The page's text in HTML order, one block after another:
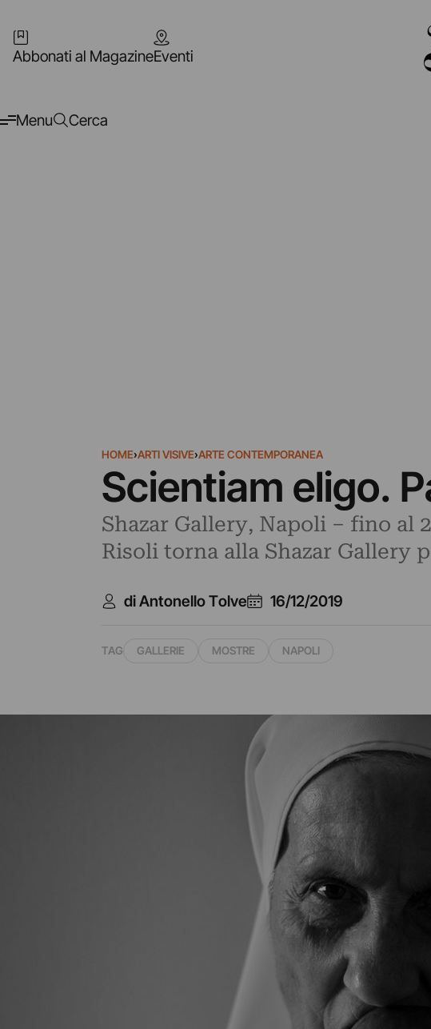
Abbonati al MagazineEventi
Menu Cerca
HOME›ARTI VISIVE›ARTE CONTEMPORANEA
Scientiam eligo.
Shazar Gallery, Napoli – fino al
Risoli torna alla Shazar Gallery
di Antonello Tolve 16/12/2019
TAG GALLERIE MOSTRE NAPOLI